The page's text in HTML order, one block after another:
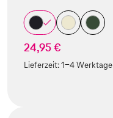
24,95 €
Lieferzeit:1-4 Werktage